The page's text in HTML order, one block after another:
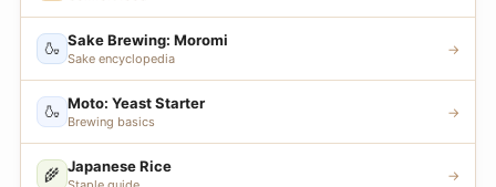
🍶 Sake Brewing: Moromi
Sake encyclopedia
→
🍶 Moto: Yeast Starter
Brewing basics
→
🌾 Japanese Rice →